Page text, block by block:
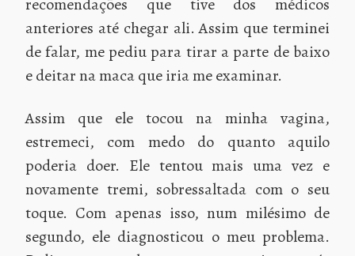
anteriores até chegar ali. Assim que terminei
de falar, me pediu para tirar a parte de baixo
e deitar na maca que iria me examinar.
Assim que ele tocou na minha vagina,
estremeci, com medo do quanto aquilo
poderia doer. Ele tentou mais uma vez e
novamente tremi, sobressaltada com o seu
toque. Com apenas isso, num milésimo de
segundo, ele diagnosticou o meu problema.